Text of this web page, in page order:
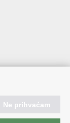
Ne prihvaćam